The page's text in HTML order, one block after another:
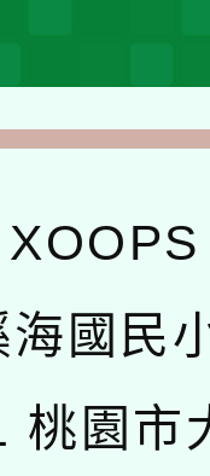
XOOPS
海國民
桃園市